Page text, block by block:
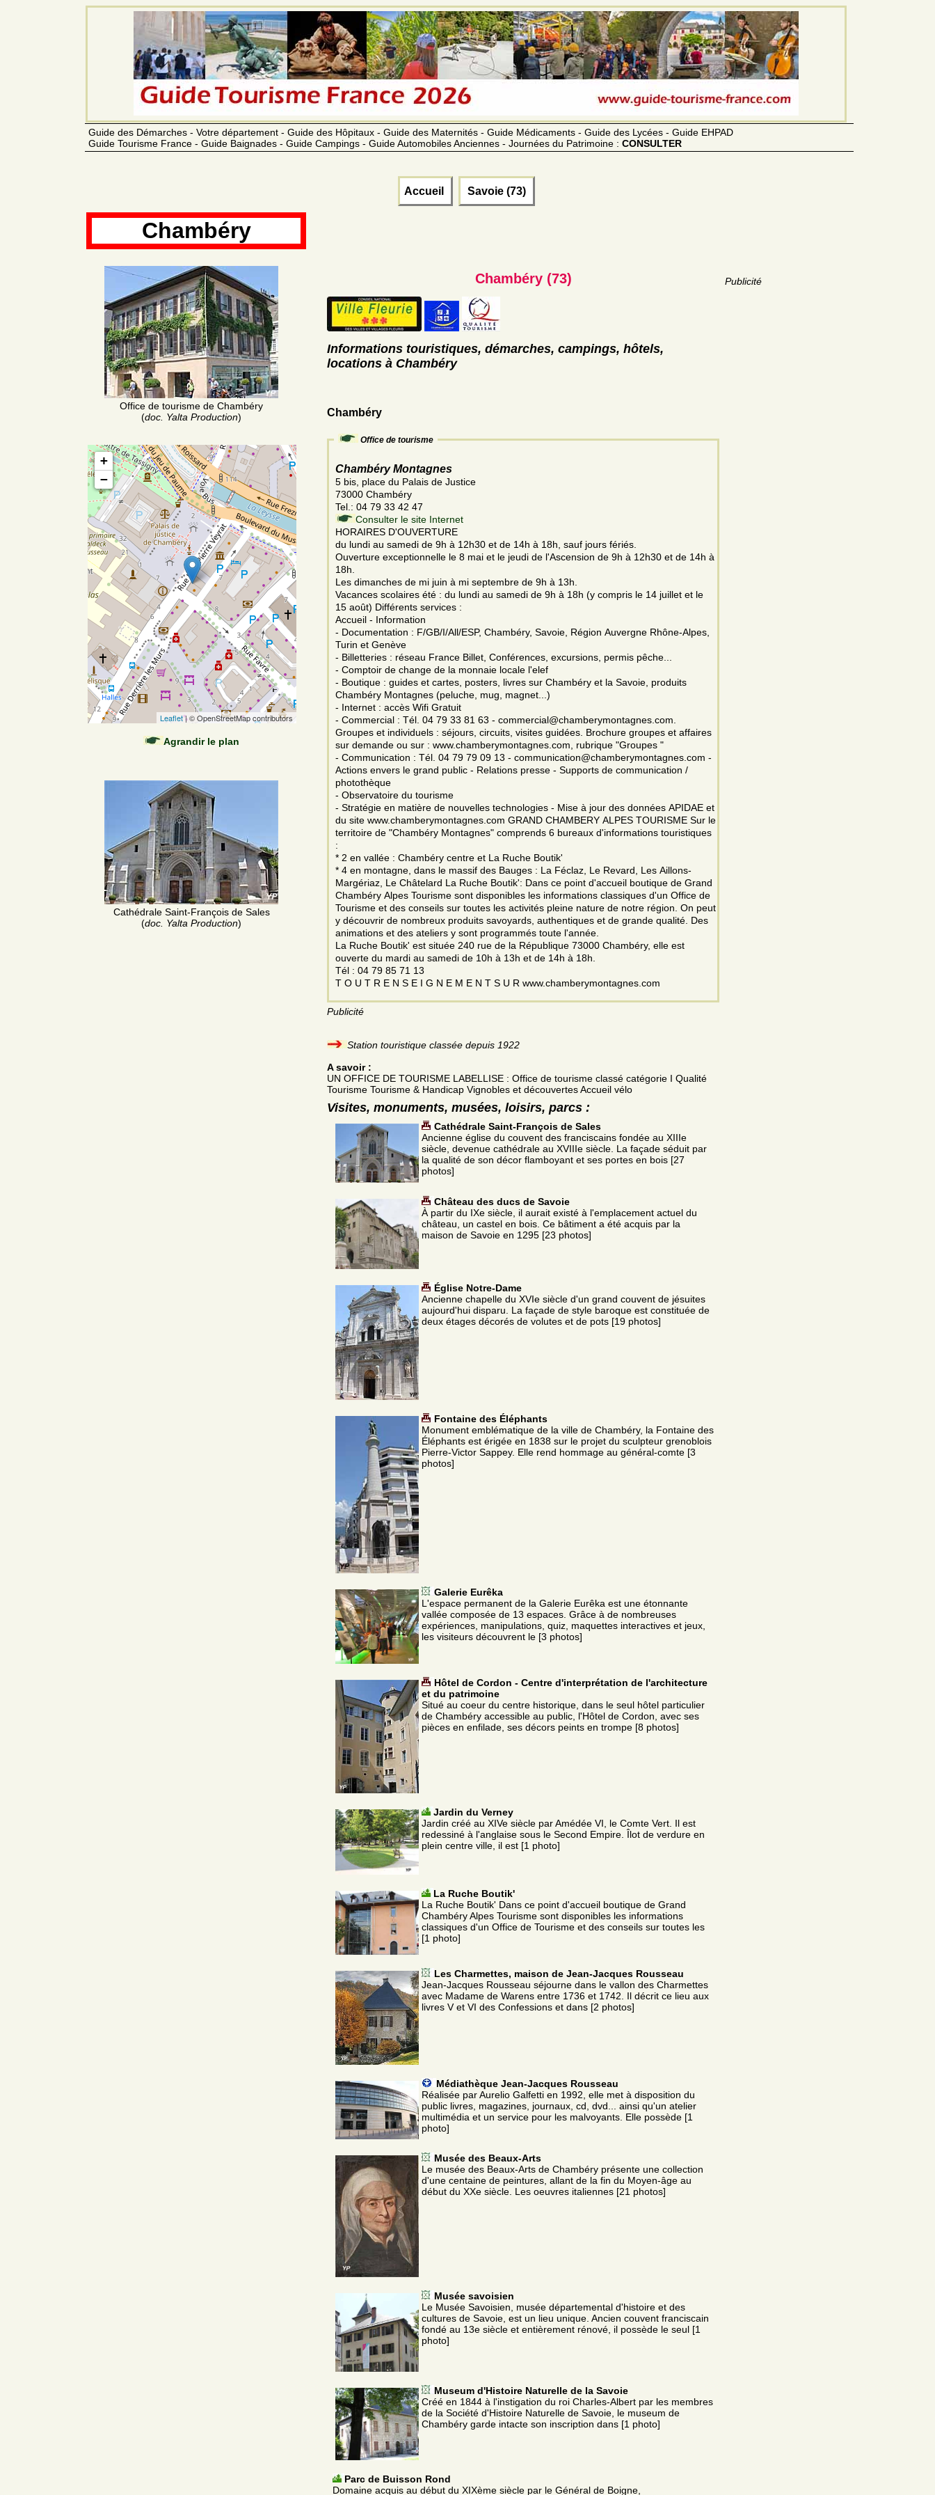
Guide des Démarches - Votre département - Guide des Hôpitaux - Guide des Maternités - Guide Médicaments - Guide des Lycées - Guide EHPAD
Guide Tourisme France - Guide Baignades - Guide Campings - Guide Automobiles Anciennes - Journées du Patrimoine : CONSULTER
Accueil Savoie (73)
Chambéry
Office de tourisme de Chambéry
(doc. Yalta Production)
+
−
Leaflet| © OpenStreetMap contributors
Agrandir le plan
Cathédrale Saint-François de Sales
(doc. Yalta Production)
Publicité
Chambéry (73)
Informations touristiques, démarches, campings, hôtels,
locations à Chambéry
Chambéry
Office de tourisme
Chambéry Montagnes
5 bis, place du Palais de Justice
73000 Chambéry
Tel.: 04 79 33 42 47
Consulter le site Internet
HORAIRES D'OUVERTURE
du lundi au samedi de 9h à 12h30 et de 14h à 18h, sauf jours fériés.
Ouverture exceptionnelle le 8 mai et le jeudi de l'Ascension de 9h à 12h30 et de 14h à
18h.
Les dimanches de mi juin à mi septembre de 9h à 13h.
Vacances scolaires été : du lundi au samedi de 9h à 18h (y compris le 14 juillet et le
15 août) Différents services :
Accueil - Information
- Documentation : F/GB/I/All/ESP, Chambéry, Savoie, Région Auvergne Rhône-Alpes,
Turin et Genève
- Billetteries : réseau France Billet, Conférences, excursions, permis pêche...
- Comptoir de change de la monnaie locale l'elef
- Boutique : guides et cartes, posters, livres sur Chambéry et la Savoie, produits
Chambéry Montagnes (peluche, mug, magnet...)
- Internet : accès Wifi Gratuit
- Commercial : Tél. 04 79 33 81 63 - commercial@chamberymontagnes.com.
Groupes et individuels : séjours, circuits, visites guidées. Brochure groupes et affaires
sur demande ou sur : www.chamberymontagnes.com, rubrique "Groupes "
- Communication : Tél. 04 79 79 09 13 - communication@chamberymontagnes.com -
Actions envers le grand public - Relations presse - Supports de communication /
photothèque
- Observatoire du tourisme
- Stratégie en matière de nouvelles technologies - Mise à jour des données APIDAE et
du site www.chamberymontagnes.com GRAND CHAMBERY ALPES TOURISME Sur le
territoire de "Chambéry Montagnes" comprends 6 bureaux d'informations touristiques
:
* 2 en vallée : Chambéry centre et La Ruche Boutik'
* 4 en montagne, dans le massif des Bauges : La Féclaz, Le Revard, Les Aillons-
Margériaz, Le Châtelard La Ruche Boutik': Dans ce point d'accueil boutique de Grand
Chambéry Alpes Tourisme sont disponibles les informations classiques d'un Office de
Tourisme et des conseils sur toutes les activités pleine nature de notre région. On peut
y découvrir de nombreux produits savoyards, authentiques et de grande qualité. Des
animations et des ateliers y sont programmés toute l'année.
La Ruche Boutik' est située 240 rue de la République 73000 Chambéry, elle est
ouverte du mardi au samedi de 10h à 13h et de 14h à 18h.
Tél : 04 79 85 71 13
T O U T R E N S E I G N E M E N T S U R www.chamberymontagnes.com
Publicité
Station touristique classée depuis 1922
A savoir :
UN OFFICE DE TOURISME LABELLISE : Office de tourisme classé catégorie I Qualité
Tourisme Tourisme & Handicap Vignobles et découvertes Accueil vélo
Visites, monuments, musées, loisirs, parcs :
Cathédrale Saint-François de Sales
Ancienne église du couvent des franciscains fondée au XIIIe
siècle, devenue cathédrale au XVIIIe siècle. La façade séduit par
la qualité de son décor flamboyant et ses portes en bois [27
photos]
Château des ducs de Savoie
À partir du IXe siècle, il aurait existé à l'emplacement actuel du
château, un castel en bois. Ce bâtiment a été acquis par la
maison de Savoie en 1295 [23 photos]
Église Notre-Dame
Ancienne chapelle du XVIe siècle d'un grand couvent de jésuites
aujourd'hui disparu. La façade de style baroque est constituée de
deux étages décorés de volutes et de pots [19 photos]
Fontaine des Éléphants
Monument emblématique de la ville de Chambéry, la Fontaine des
Éléphants est érigée en 1838 sur le projet du sculpteur grenoblois
Pierre-Victor Sappey. Elle rend hommage au général-comte [3
photos]
Galerie Eurêka
L'espace permanent de la Galerie Eurêka est une étonnante
vallée composée de 13 espaces. Grâce à de nombreuses
expériences, manipulations, quiz, maquettes interactives et jeux,
les visiteurs découvrent le [3 photos]
Hôtel de Cordon - Centre d'interprétation de l'architecture
et du patrimoine
Situé au coeur du centre historique, dans le seul hôtel particulier
de Chambéry accessible au public, l'Hôtel de Cordon, avec ses
pièces en enfilade, ses décors peints en trompe [8 photos]
Jardin du Verney
Jardin créé au XIVe siècle par Amédée VI, le Comte Vert. Il est
redessiné à l'anglaise sous le Second Empire. Îlot de verdure en
plein centre ville, il est [1 photo]
La Ruche Boutik'
La Ruche Boutik' Dans ce point d'accueil boutique de Grand
Chambéry Alpes Tourisme sont disponibles les informations
classiques d'un Office de Tourisme et des conseils sur toutes les
[1 photo]
Les Charmettes, maison de Jean-Jacques Rousseau
Jean-Jacques Rousseau séjourne dans le vallon des Charmettes
avec Madame de Warens entre 1736 et 1742. Il décrit ce lieu aux
livres V et VI des Confessions et dans [2 photos]
Médiathèque Jean-Jacques Rousseau
Réalisée par Aurelio Galfetti en 1992, elle met à disposition du
public livres, magazines, journaux, cd, dvd... ainsi qu'un atelier
multimédia et un service pour les malvoyants. Elle possède [1
photo]
Musée des Beaux-Arts
Le musée des Beaux-Arts de Chambéry présente une collection
d'une centaine de peintures, allant de la fin du Moyen-âge au
début du XXe siècle. Les oeuvres italiennes [21 photos]
Musée savoisien
Le Musée Savoisien, musée départemental d'histoire et des
cultures de Savoie, est un lieu unique. Ancien couvent franciscain
fondé au 13e siècle et entièrement rénové, il possède le seul [1
photo]
Museum d'Histoire Naturelle de la Savoie
Créé en 1844 à l'instigation du roi Charles-Albert par les membres
de la Société d'Histoire Naturelle de Savoie, le museum de
Chambéry garde intacte son inscription dans [1 photo]
Parc de Buisson Rond
Domaine acquis au début du XIXème siècle par le Général de Boigne,